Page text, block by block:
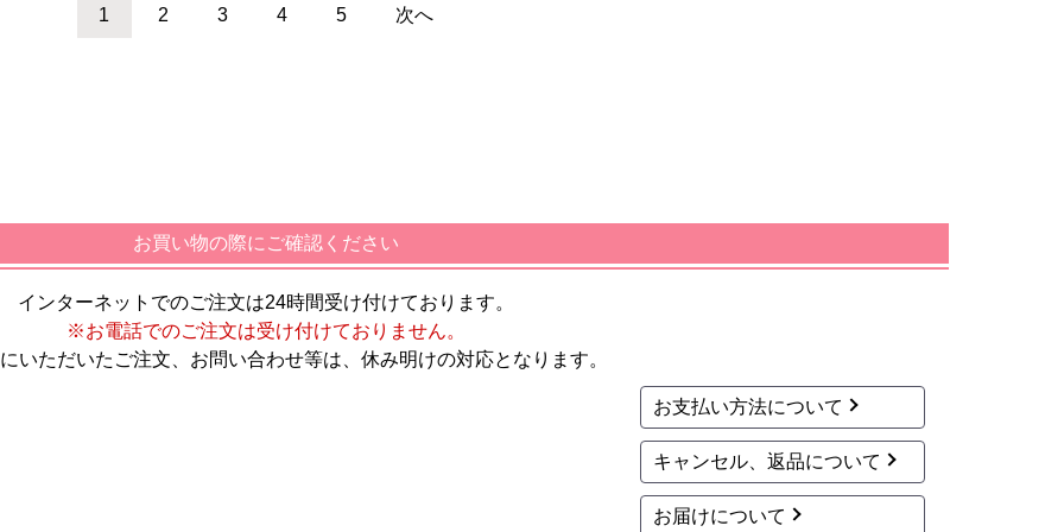
1 2 3 4 5 次へ
お買い物の際にご確認ください
インターネットでのご注文は24時間受け付けております。
※お電話でのご注文は受け付けておりません。
いただいたご注文、お問い合わせ等は、休み明けの対応となります。
お支払い方法について
キャンセル、返品について
お届けについて